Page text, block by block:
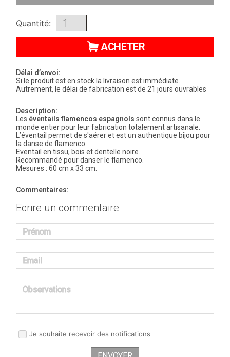
Quantité:
ACHETER
Délai d’envoi:
Si le produit est en stock la livraison est immédiate.
Autrement, le délai de fabrication est de 21 jours ouvrables
Description:
Les éventails flamencos espagnols sont connus dans le
monde entier pour leur fabrication totalement artisanale.
L’éventail permet de s'aérer et est un authentique bijou pour
la danse de flamenco.
Eventail en tissu, bois et dentelle noire.
Recommandé pour danser le flamenco.
Mesures : 60 cm x 33 cm.
Commentaires:
Ecrire un commentaire
Prénom
Email
Observations
Je souhaite recevoir des notifications